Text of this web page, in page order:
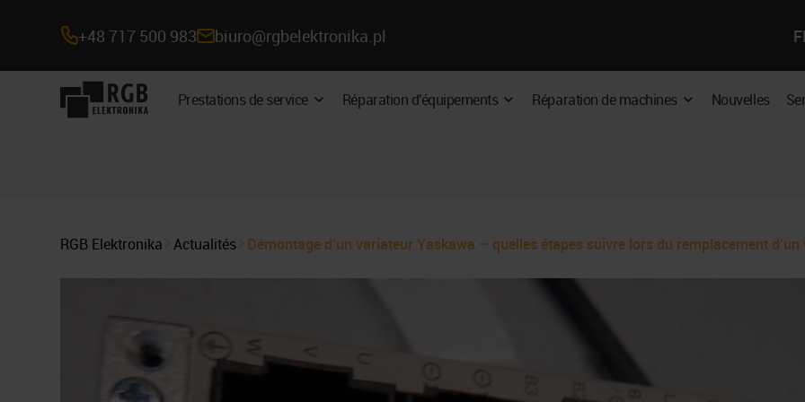
+48 717 500 983 biuro@rgbelektronika.pl
sur
Prestations de service Développer
Réparation d'équipements
Expand
Réparation de machines
Expand
Nouvelles
RGB Elektronika Actualités Démontage d’un variateur Yaskawa – quelles étapes suivre lors du remplacement